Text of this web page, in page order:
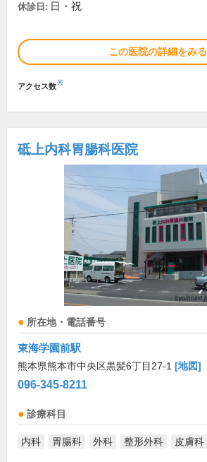
休診日: 日・祝
この医院の詳細をみる
アクセス数※
砥上内科胃腸科医院
所在地・電話番号
東海学園前駅
熊本県熊本市中央区黒髪6丁目27-1 [地図]
096-345-8211
診療科目
内科 胃腸科 外科 整形外科 皮膚科